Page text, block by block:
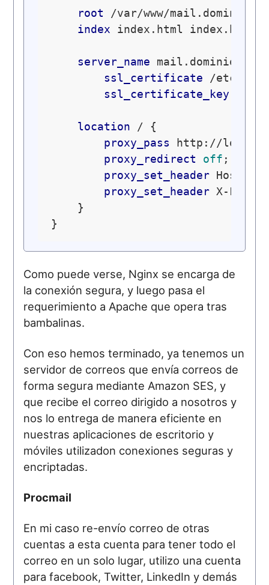
root
/var/www/
index index.html index.htm;
server_name mail.dominio.com;
ssl_certificate /etc/
ssl_certificate_key
location / {
proxy_pass
http://
proxy_redirect
off ;
proxy_set_header Host
proxy_set_header X-
    }
Como puede verse, Nginx se encarga de
la conexión segura, y luego pasa el
requerimiento a Apache que opera tras
bambalinas.
Con eso hemos terminado, ya tenemos un
servidor de correos que envía correos de
forma segura mediante Amazon SES, y
que recibe el correo dirigido a nosotros y
nos lo entrega de manera eficiente en
nuestras aplicaciones de escritorio y
móviles utilizadon conexiones seguras y
encriptadas.
Procmail
En mi caso re-envío correo de otras
cuentas a esta cuenta para tener todo el
correo en un solo lugar, utilizo una cuenta
para facebook, Twitter, LinkedIn y demás